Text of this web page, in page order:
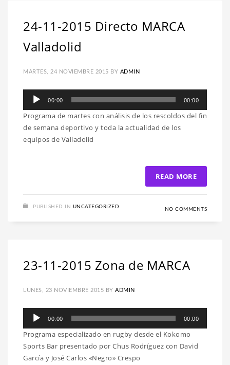
24-11-2015 Directo MARCA
Valladolid
MARTES, 24 NOVIEMBRE 2015 BY ADMIN
Reproductor
audio
00:00 00:00
Programa de martes con análisis de los rescoldos del fin
de semana deportivo y toda la actualidad de los
equipos de Valladolid
READ MORE
PUBLISHED IN UNCATEGORIZED NO COMMENTS
23-11-2015 Zona de MARCA
LUNES, 23 NOVIEMBRE 2015 BY ADMIN
Reproductor
audio
00:00 00:00
Programa especializado en rugby desde el Kokomo
Sports Bar presentado por Chus Rodríguez con David
García y José Carlos «Negro» Crespo